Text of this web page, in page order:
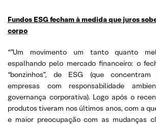
Fundos ESG fecham à medida que juros
corpo
“”Um movimento um tanto quanto
espalhando pelo mercado financeiro: o
“bonzinhos”, de ESG (que
empresas com responsabilidade
governança corporativa). Logo após o
produtos tiveram nos últimos anos, com a
e maior preocupação com as mudanças